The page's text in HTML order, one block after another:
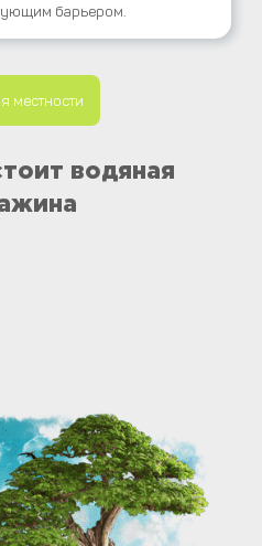
барьером.
местности
водяная